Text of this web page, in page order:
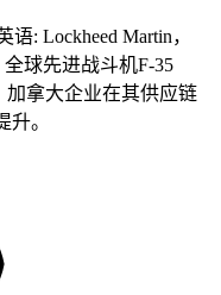
: Lockheed Martin，
球先进战斗机F-35
加拿大企业在其供应链
。